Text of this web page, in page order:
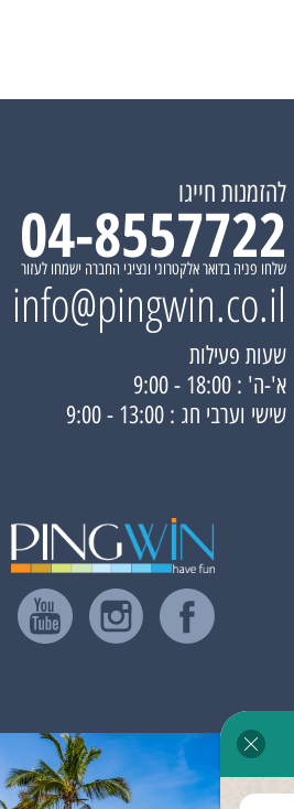
להזמנות חייגו
04-8557722
שלחו פניה בדואר אלקטרוני ונציגי החברה ישמחו לעזור
info@pingwin.co.il
שעות פעילות
א'-ה' : 18:00 - 9:00
שישי וערבי חג : 13:00 - 9:00